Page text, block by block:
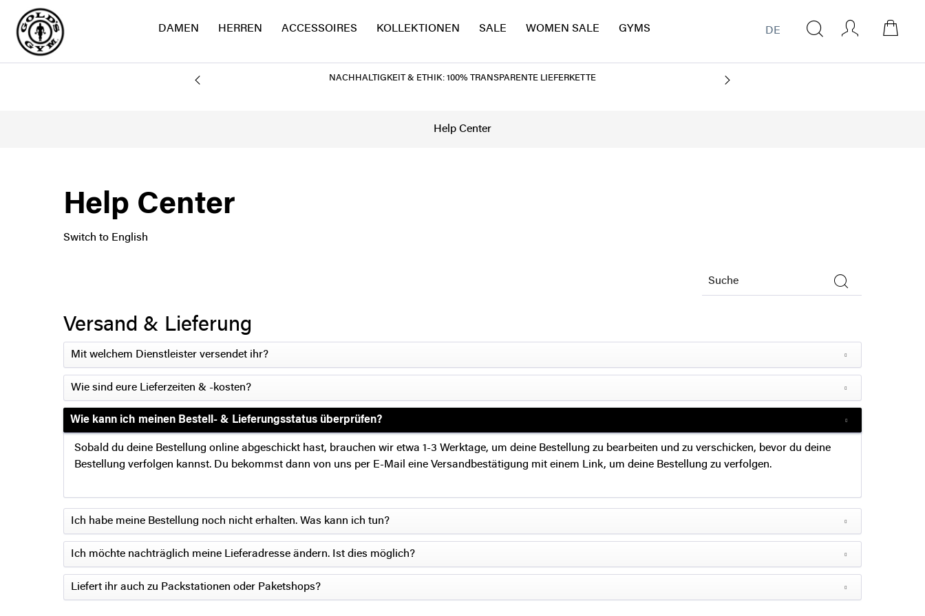
DE
NACHHALTIGKEIT & ETHIK: 100% TRANSPARENTE LIEFERKETTE
DAMEN HERREN ACCESSOIRES KOLLEKTIONEN SALE WOMEN SALE GYMS
Help Center
Help Center
Switch to English
Versand & Lieferung
Mit welchem Dienstleister versendet ihr?
Wie sind eure Lieferzeiten & -kosten?
Wie kann ich meinen Bestell- & Lieferungsstatus überprüfen?
Sobald du deine Bestellung online abgeschickt hast, brauchen wir etwa 1-3 Werktage, um deine Bestellung zu bearbeiten und zu verschicken, bevor du deine
Bestellung verfolgen kannst. Du bekommst dann von uns per E-Mail eine Versandbestätigung mit einem Link, um deine Bestellung zu verfolgen.
Ich habe meine Bestellung noch nicht erhalten. Was kann ich tun?
Ich möchte nachträglich meine Lieferadresse ändern. Ist dies möglich?
Liefert ihr auch zu Packstationen oder Paketshops?